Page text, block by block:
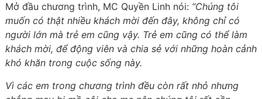
Mở đầu chương trình, MC Quyền Linh nói: “Chúng tôi
muốn có thật nhiều khách mời đến đây, không chỉ có
người lớn mà trẻ em cũng vậy. Trẻ em cũng có thể làm
khách mời, để động viên và chia sẻ với những hoàn cảnh
khó khăn trong cuộc sống này.
Vì các em trong chương trình đều còn rất nhỏ nhưng